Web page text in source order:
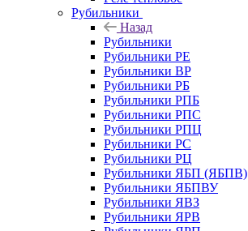
Рубильники
Назад
Рубильники
Рубильники РЕ
Рубильники ВР
Рубильники РБ
Рубильники РПБ
Рубильники РПС
Рубильники РПЦ
Рубильники РС
Рубильники РЦ
Рубильники ЯБП (ЯБПВ)
Рубильники ЯБПВУ
Рубильники ЯВЗ
Рубильники ЯРВ